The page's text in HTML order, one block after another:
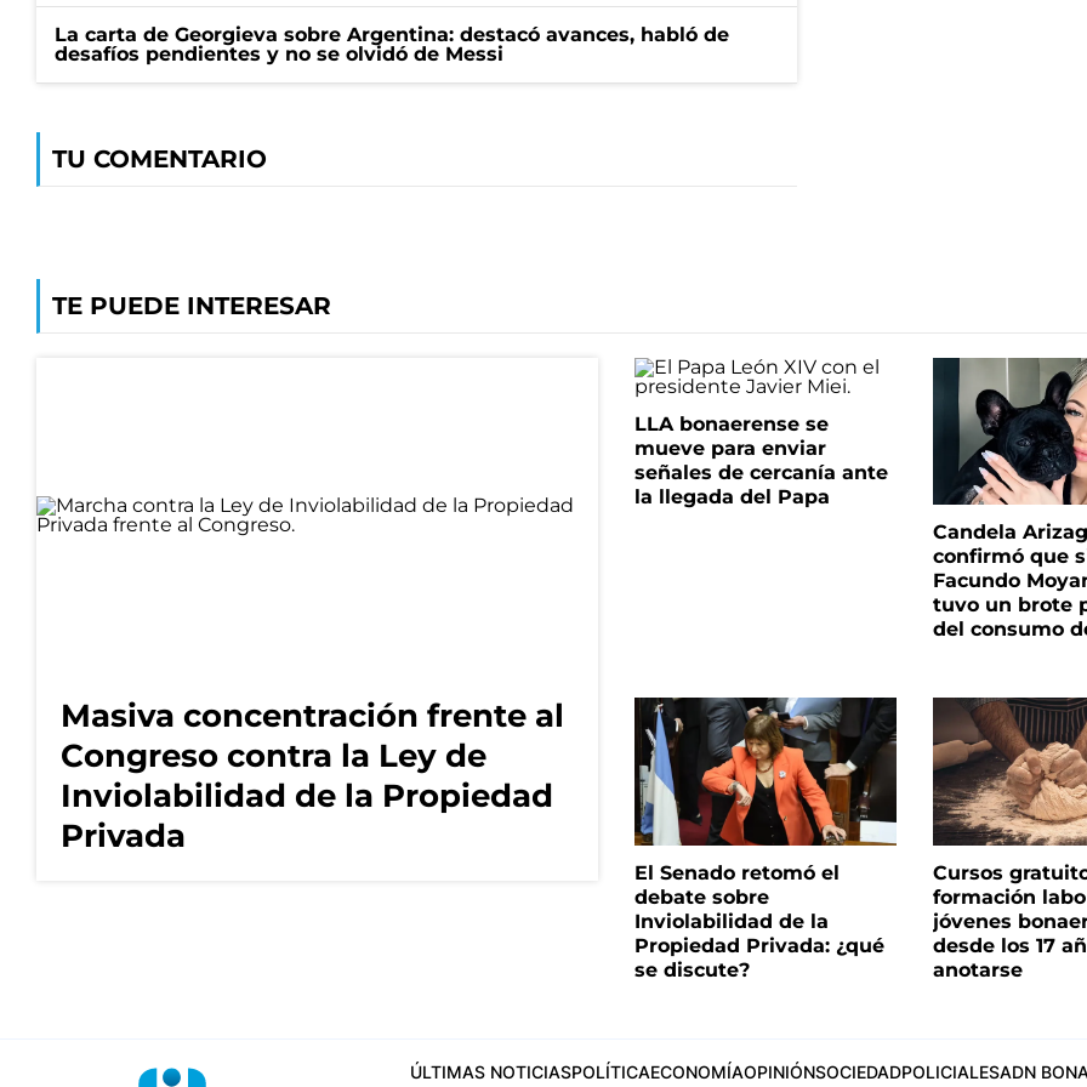
La carta de Georgieva sobre Argentina: destacó avances, habló de
desafíos pendientes y no se olvidó de Messi
TU COMENTARIO
TE PUEDE INTERESAR
Masiva concentración frente al
Congreso contra la Ley de
Inviolabilidad de la Propiedad
Privada
LLA bonaerense se
mueve para enviar
señales de cercanía ante
la llegada del Papa
Candela
confirmó que
Facundo
tuvo un brote
del consumo
El Senado retomó el
debate sobre
Inviolabilidad de la
Propiedad Privada: ¿qué
se discute?
Cursos
formación
jóvenes
desde los 17
anotarse
ÚLTIMAS NOTICIASPOLÍTICAECONOMÍAOPINIÓNSOCIEDADPOLICIALESADN